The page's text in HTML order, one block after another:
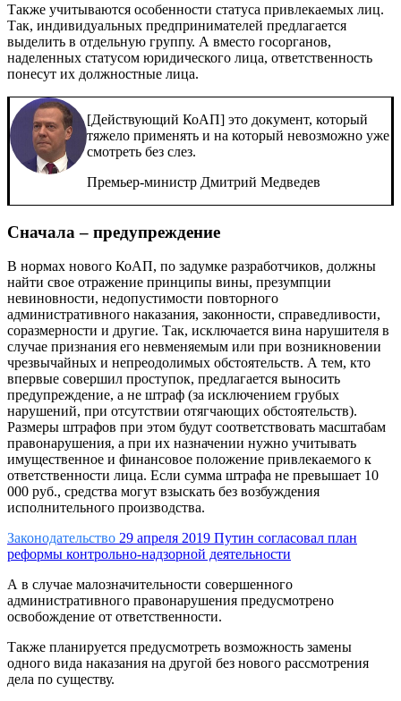
Также учитываются особенности статуса привлекаемых лиц.
Так, индивидуальных предпринимателей предлагается
выделить в отдельную группу. А вместо госорганов,
наделенных статусом юридического лица, ответственность
понесут их должностные лица.
[Действующий КоАП] это документ, который
тяжело применять и на который невозможно уже
смотреть без слез.
Премьер-министр Дмитрий Медведев
Сначала – предупреждение
В нормах нового КоАП, по задумке разработчиков, должны
найти свое отражение принципы вины, презумпции
невиновности, недопустимости повторного
административного наказания, законности, справедливости,
соразмерности и другие. Так, исключается вина нарушителя в
случае признания его невменяемым или при возникновении
чрезвычайных и непреодолимых обстоятельств. А тем, кто
впервые совершил проступок, предлагается выносить
предупреждение, а не штраф (за исключением грубых
нарушений, при отсутствии отягчающих обстоятельств).
Размеры штрафов при этом будут соответствовать масштабам
правонарушения, а при их назначении нужно учитывать
имущественное и финансовое положение привлекаемого к
ответственности лица. Если сумма штрафа не превышает 10
000 руб., средства могут взыскать без возбуждения
исполнительного производства.
Законодательство 29 апреля 2019 Путин согласовал план
реформы контрольно-надзорной деятельности
А в случае малозначительности совершенного
административного правонарушения предусмотрено
освобождение от ответственности.
Также планируется предусмотреть возможность замены
одного вида наказания на другой без нового рассмотрения
дела по существу.